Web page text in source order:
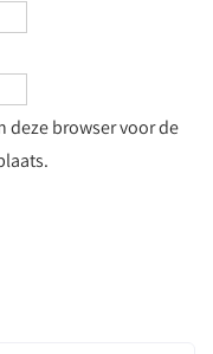
deze browser voor de